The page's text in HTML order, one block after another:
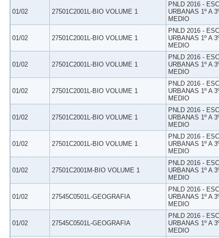
01/02 27501C2001L-BIO VOLUME 1
PNLD 2016 -
URBANAS 1º A
MEDIO
01/02 27501C2001L-BIO VOLUME 1
PNLD 2016 -
URBANAS 1º A
MEDIO
01/02 27501C2001L-BIO VOLUME 1
PNLD 2016 -
URBANAS 1º A
MEDIO
01/02 27501C2001L-BIO VOLUME 1
PNLD 2016 -
URBANAS 1º A
MEDIO
01/02 27501C2001L-BIO VOLUME 1
PNLD 2016 -
URBANAS 1º A
MEDIO
01/02 27501C2001L-BIO VOLUME 1
PNLD 2016 -
URBANAS 1º A
MEDIO
01/02 27501C2001M-BIO VOLUME 1
PNLD 2016 -
URBANAS 1º A
MEDIO
01/02 27545C0501L-GEOGRAFIA
PNLD 2016 -
URBANAS 1º A
MEDIO
01/02 27545C0501L-GEOGRAFIA
PNLD 2016 -
URBANAS 1º A
MEDIO